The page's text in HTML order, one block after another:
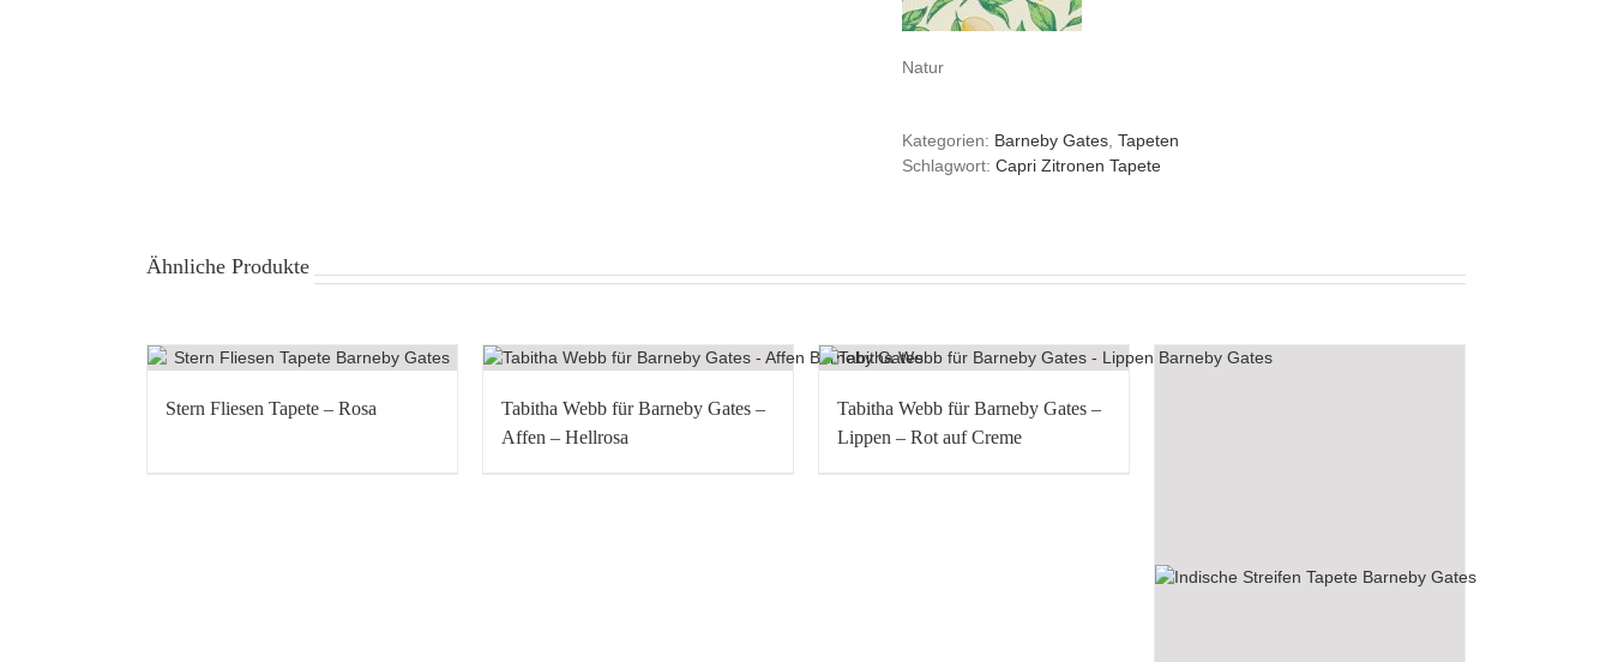
Natur
Kategorien: Barneby Gates Tapeten
Schlagwort: Capri Zitronen Tapete
Ähnliche Produkte
Stern Fliesen Tapete – Rosa
Tabitha Webb für Barneby Gates –
Affen – Hellrosa
Tabitha Webb für Barneby Gates –
Lippen – Rot auf Creme